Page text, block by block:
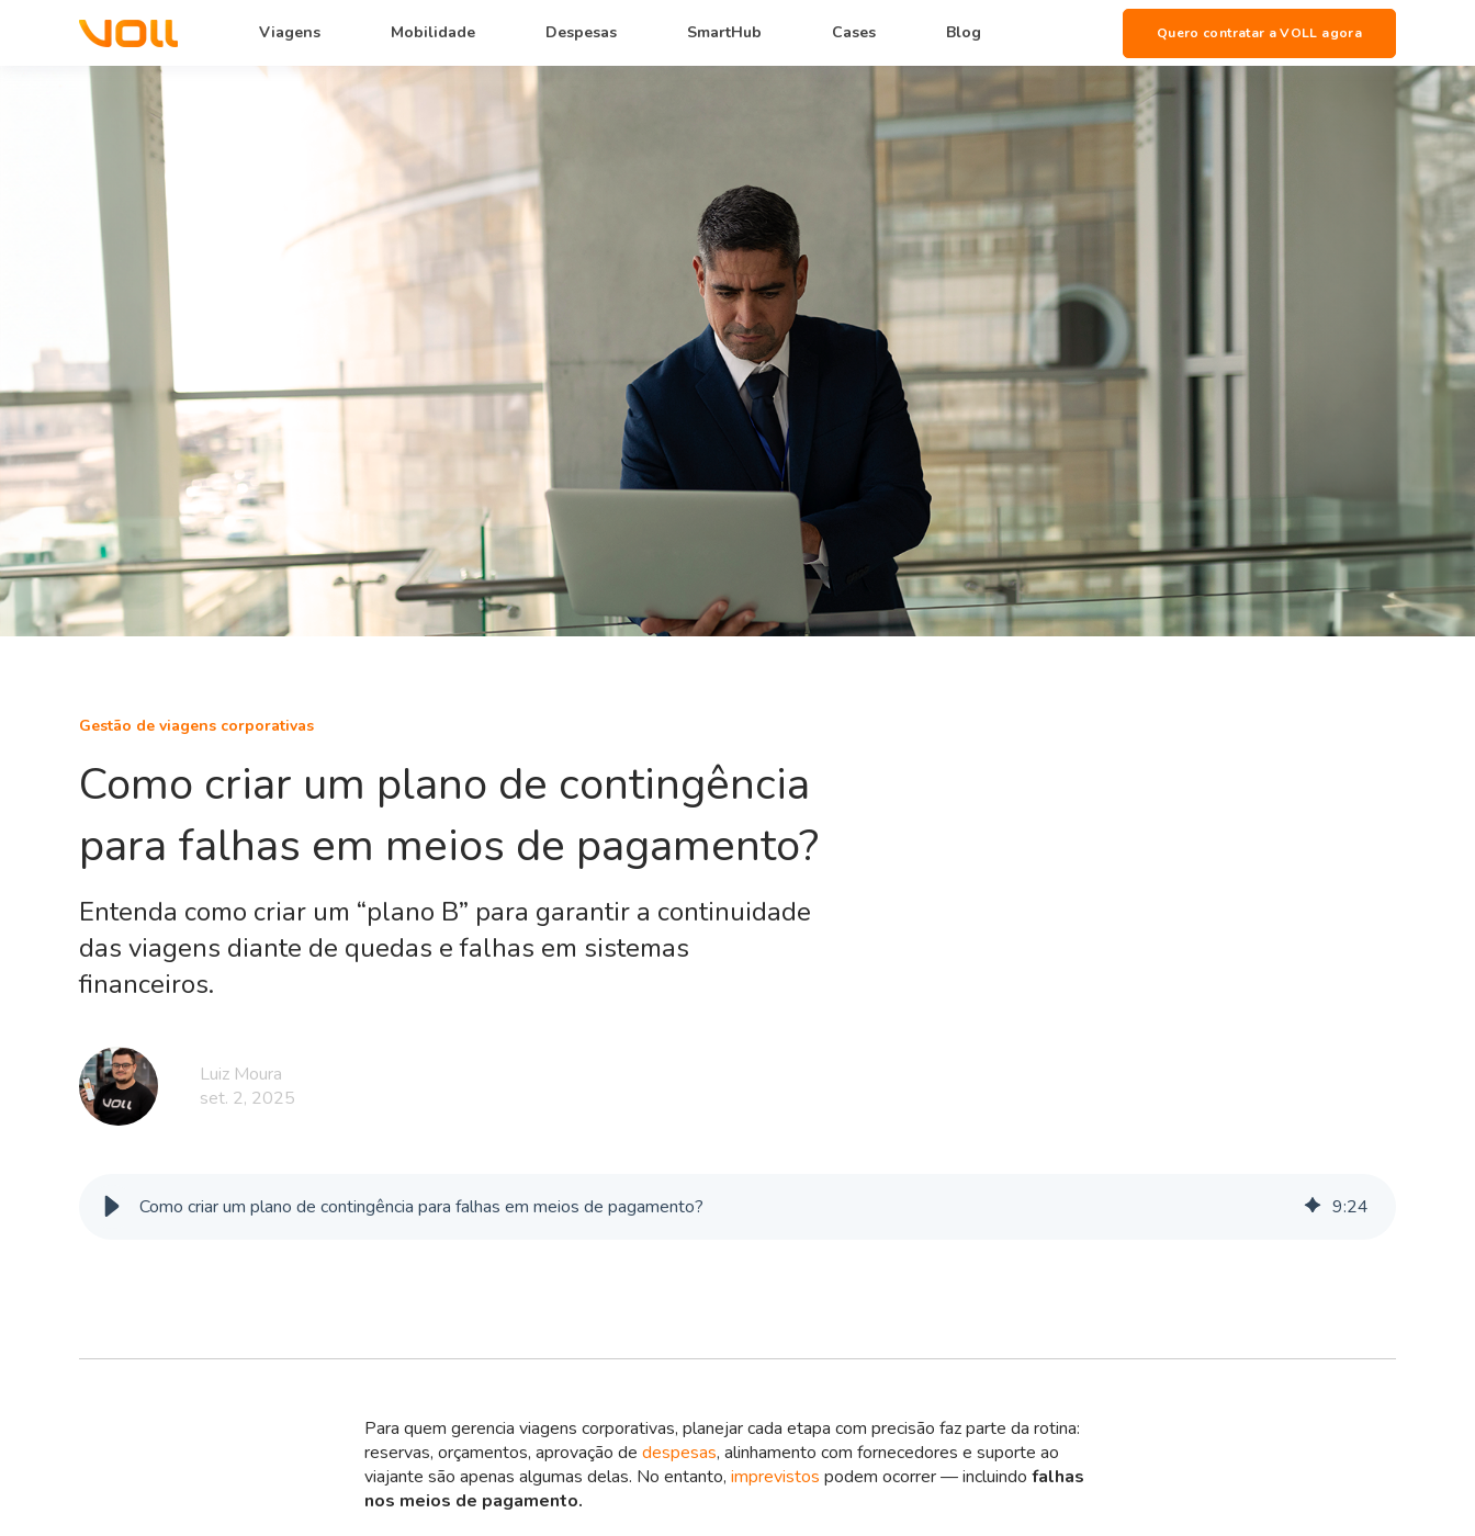
Viagens Mobilidade Despesas SmartHub Cases Blog Quero contratar a VOLL agora
Gestão de viagens corporativas
Como criar um plano de contingência
para falhas em meios de pagamento?
Entenda como criar um “plano B” para garantir a continuidade
das viagens diante de quedas e falhas em sistemas
financeiros.
Luiz Moura
set. 2, 2025
Como criar um plano de contingência para falhas em meios de pagamento? 9:24
Para quem gerencia viagens corporativas, planejar cada etapa com precisão faz parte da rotina:
reservas, orçamentos, aprovação de despesas, alinhamento com fornecedores e suporte ao
viajante são apenas algumas delas. No entanto, imprevistos podem ocorrer — incluindo falhas
nos meios de pagamento.